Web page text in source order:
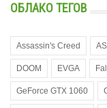
ОБЛАКО ТЕГОВ
Assassin's Creed
DOOM EVGA
GeForce GTX 1060